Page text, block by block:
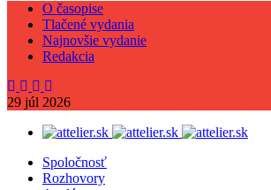
O časopise
Tlačené vydania
Najnovšie vydanie
Redakcia
29 júl 2026
Spoločnosť
Rozhovory